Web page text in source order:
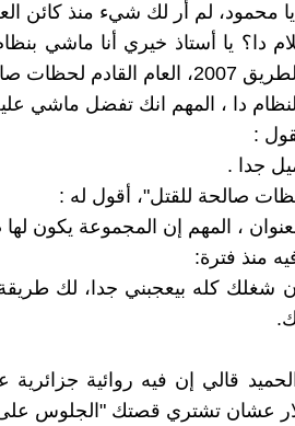
محمود، لم أر لك شيء منذ كائن
دا؟ يا أستاذ خيري أنا ماشي
دا ، المهم انك تفضل ماشي
:
جدا .
صالحة للقتل"، أقول له :
، المهم إن المجموعة يكون
منذ فترة:
شغلك كله بيعجبني جدا، لك
قالي إن فيه روائية
عشان تشتري قصتك "الجلوس